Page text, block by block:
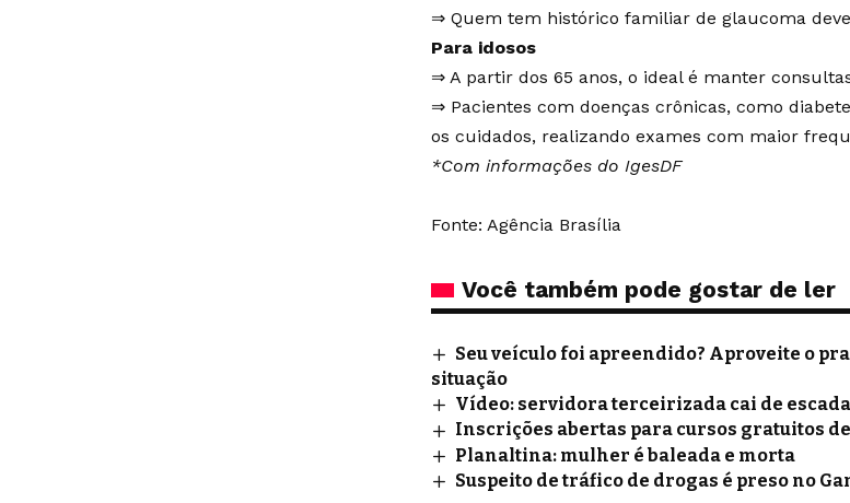
⇒ Quem tem histórico familiar de glaucoma
Para idosos
⇒ A partir dos 65 anos, o ideal é manter
⇒ Pacientes com doenças crônicas, como
os cuidados, realizando exames com maior
*Com informações do IgesDF
Fonte: Agência Brasília
Você também pode gostar de ler
Seu veículo foi apreendido? Aproveite o
situação
Vídeo: servidora terceirizada cai de
Inscrições abertas para cursos gratuitos
Planaltina: mulher é baleada e morta
Suspeito de tráfico de drogas é preso no